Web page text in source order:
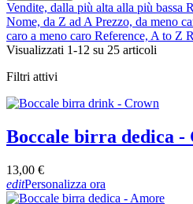
Vendite, dalla più alta alla più bassa
Nome, da Z ad A Prezzo, da meno
caro a meno caro Reference, A to Z
Visualizzati 1-12 su 25 articoli
Filtri attivi
Boccale birra dedica -
13,00 €
editPersonalizza ora